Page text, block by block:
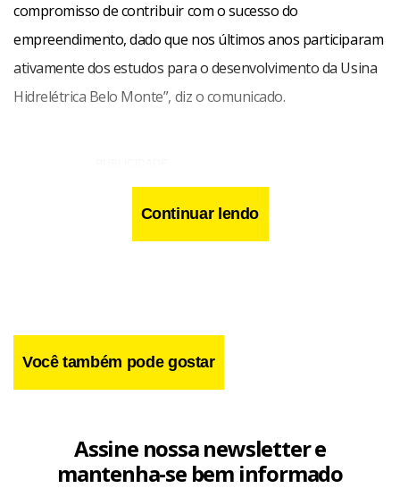
compromisso de contribuir com o sucesso do
empreendimento, dado que nos últimos anos participaram
ativamente dos estudos para o desenvolvimento da Usina
Hidrelétrica Belo Monte”, diz o comunicado.
Continuar lendo
Você também pode gostar
Assine nossa newsletter e
mantenha-se bem informado